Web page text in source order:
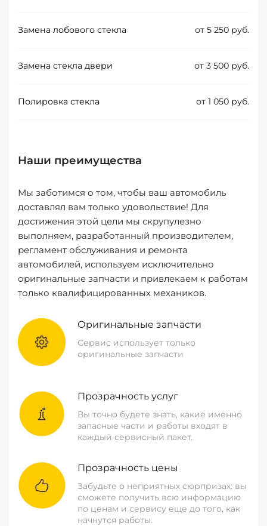
Замена лобового стекла от 5 250 руб.
Замена стекла двери от 3 500 руб.
Полировка стекла от 1 050 руб.
Наши преимущества
Мы заботимся о том, чтобы ваш автомобиль
доставлял вам только удовольствие! Для
достижения этой цели мы скрупулезно
выполняем, разработанный производителем,
регламент обслуживания и ремонта
автомобилей, используем исключительно
оригинальные запчасти и привлекаем к работам
только квалифицированных механиков.
Оригинальные запчасти
Сервис использует только
оригинальные запчасти
Прозрачность услуг
Вы точно будете знать, какие именно
запасные части и работы входят в
каждый сервисный пакет.
Прозрачность цены
Забудьте о неприятных сюрпризах: вы
сможете получить всю информацию
по ценам и сервису еще до того, как
начнутся работы.